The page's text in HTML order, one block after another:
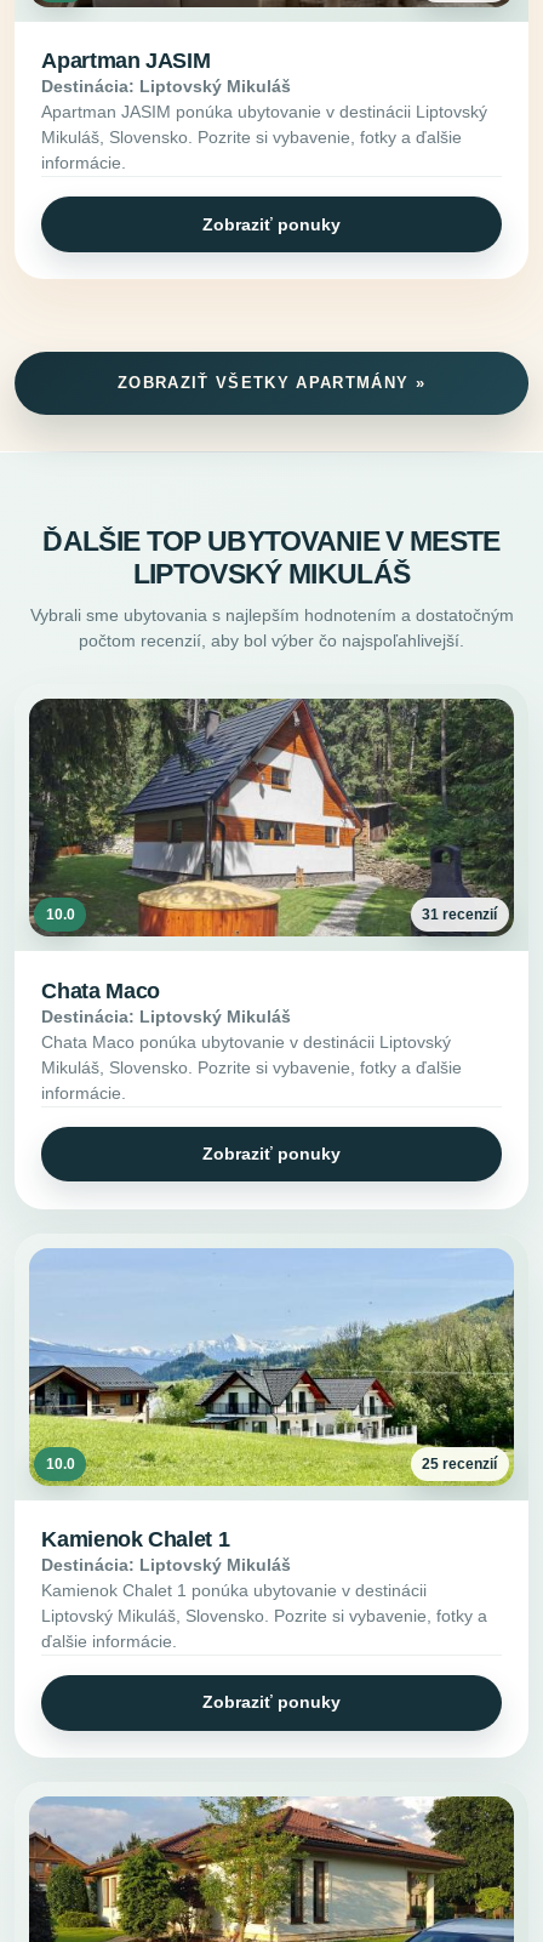
Apartman JASIM
Destinácia: Liptovský Mikuláš
Apartman JASIM ponúka ubytovanie v destinácii Liptovský
Mikuláš, Slovensko. Pozrite si vybavenie, fotky a ďalšie
informácie.
Zobraziť ponuky
ZOBRAZIŤ VŠETKY APARTMÁNY »
ĎALŠIE TOP UBYTOVANIE V MESTE
LIPTOVSKÝ MIKULÁŠ
Vybrali sme ubytovania s najlepším hodnotením a dostatočným
počtom recenzií, aby bol výber čo najspoľahlivejší.
10.0 31 recenzií
Chata Maco
Destinácia: Liptovský Mikuláš
Chata Maco ponúka ubytovanie v destinácii Liptovský
Mikuláš, Slovensko. Pozrite si vybavenie, fotky a ďalšie
informácie.
Zobraziť ponuky
10.0 25 recenzií
Kamienok Chalet 1
Destinácia: Liptovský Mikuláš
Kamienok Chalet 1 ponúka ubytovanie v destinácii
Liptovský Mikuláš, Slovensko. Pozrite si vybavenie, fotky a
ďalšie informácie.
Zobraziť ponuky